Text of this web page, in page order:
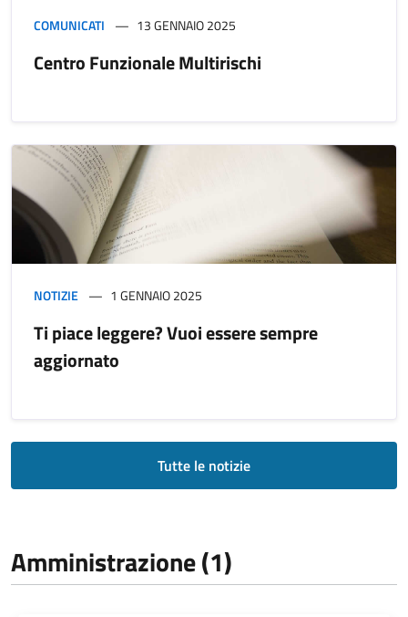
COMUNICATI 13 GENNAIO 2025
Centro Funzionale Multirischi
NOTIZIE 1 GENNAIO 2025
Ti piace leggere? Vuoi essere sempre
aggiornato
Tutte le notizie
Amministrazione (1)